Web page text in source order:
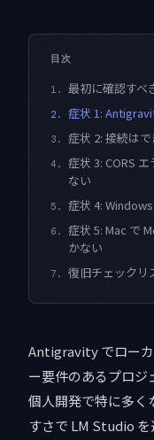
目次
1. 最初に確認すべ
2. 症状 1:
3. 症状 2: 接続は
4.
症状 3: CORS
ない
5. 症状 4:
6.
症状 5: Mac で
かない
7. 復旧チェックリ
Antigravity でロー
ー要件のあるプロジ
個人開発で特に多く
すさで LM Studio